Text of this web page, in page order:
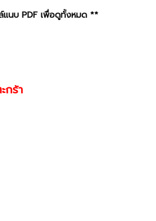
แนบ PDF เพื่อดูทั้งหมด **
กร้า